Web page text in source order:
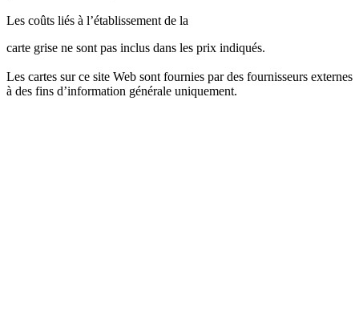
Les coûts liés à l’établissement de la
carte grise ne sont pas inclus dans les prix indiqués.
Les cartes sur ce site Web sont fournies par des fournisseurs externes
à des fins d’information générale uniquement.